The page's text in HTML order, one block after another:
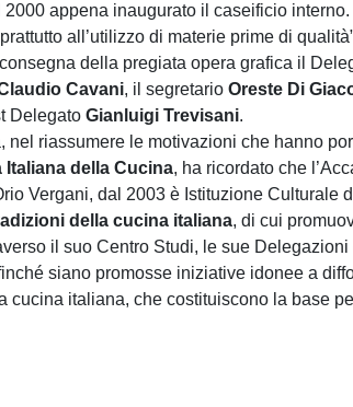
appena inaugurato il caseificio
all’utilizzo di materie prime di
della pregiata opera grafica il
Cavani, il segretario Oreste Di
Delegato Gianluigi Trevisani.
nel riassumere le motivazioni che hanno
Italiana della Cucina, ha ricordato che
Vergani, dal 2003 è Istituzione Culturale
della cucina italiana, di cui
il suo Centro Studi, le sue
siano promosse iniziative idonee a
cucina italiana, che costituiscono la base